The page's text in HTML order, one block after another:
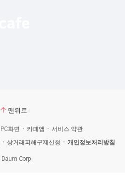
맨위로
PC화면 카페앱
서비스 약관
상거래피해구제신청 개인정보처리방침
Daum Corp.